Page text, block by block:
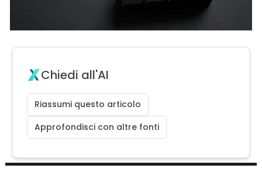
Chiedi all'AI
Riassumi questo articolo
Approfondisci con altre fonti